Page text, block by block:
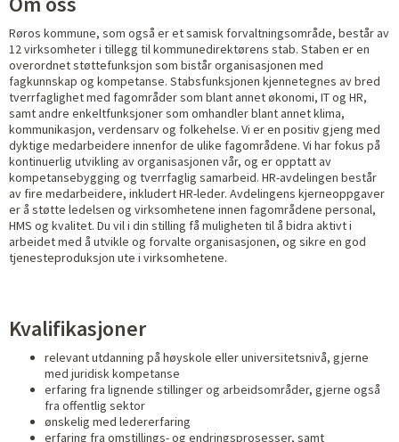
Røros kommune, som også er et samisk forvaltningsområde, består av
12 virksomheter i tillegg til kommunedirektørens stab. Staben er en
overordnet støttefunksjon som bistår organisasjonen med
fagkunnskap og kompetanse. Stabsfunksjonen kjennetegnes av bred
tverrfaglighet med fagområder som blant annet økonomi, IT og HR,
samt andre enkeltfunksjoner som omhandler blant annet klima,
kommunikasjon, verdensarv og folkehelse. Vi er en positiv gjeng med
dyktige medarbeidere innenfor de ulike fagområdene. Vi har fokus på
kontinuerlig utvikling av organisasjonen vår, og er opptatt av
kompetansebygging og tverrfaglig samarbeid. HR-avdelingen består
av fire medarbeidere, inkludert HR-leder. Avdelingens kjerneoppgaver
er å støtte ledelsen og virksomhetene innen fagområdene personal,
HMS og kvalitet. Du vil i din stilling få muligheten til å bidra aktivt i
arbeidet med å utvikle og forvalte organisasjonen, og sikre en god
tjenesteproduksjon ute i virksomhetene.
Kvalifikasjoner
relevant utdanning på høyskole eller universitetsnivå, gjerne
med juridisk kompetanse
erfaring fra lignende stillinger og arbeidsområder, gjerne også
fra offentlig sektor
ønskelig med ledererfaring
erfaring fra omstillings- og endringsprosesser, samt